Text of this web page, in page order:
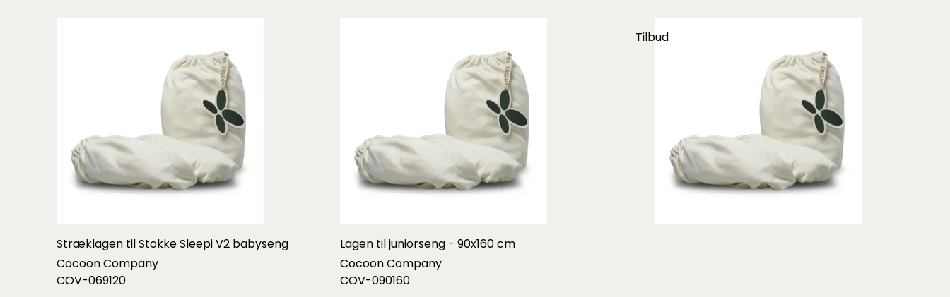
Stræklagen til Stokke Sleepi V2 babyseng
Cocoon Company
COV-069120
Lagen til juniorseng - 90x160 cm
Cocoon Company
COV-090160
Tilbud